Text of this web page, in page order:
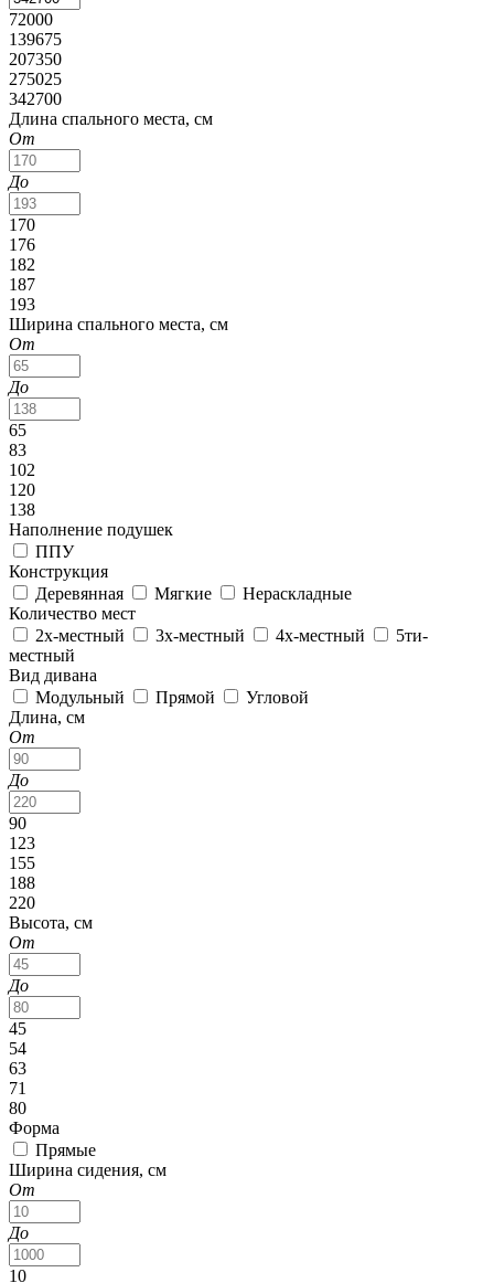
72000
139675
207350
275025
342700
Длина спального места, см
От
До
170
176
182
187
193
Ширина спального места, см
От
До
65
83
102
120
138
Наполнение подушек
ППУ
Конструкция
Деревянная
Мягкие
Нераскладные
Количество мест
2х-местный
3х-местный 4х-местный
5ти-
местный
Вид дивана
Модульный
Прямой
Угловой
Длина, см
От
До
90
123
155
188
220
Высота, см
От
До
45
54
63
71
80
Форма
Прямые
Ширина сидения, см
От
До
10